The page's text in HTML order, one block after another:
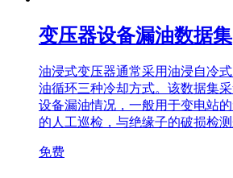
变压器设备漏油数据集
油浸式变压器通常采用油浸自冷
油循环三种冷却方式。该数据集
设备漏油情况，一般用于变电站
的人工巡检，与绝缘子的破损检测
免费